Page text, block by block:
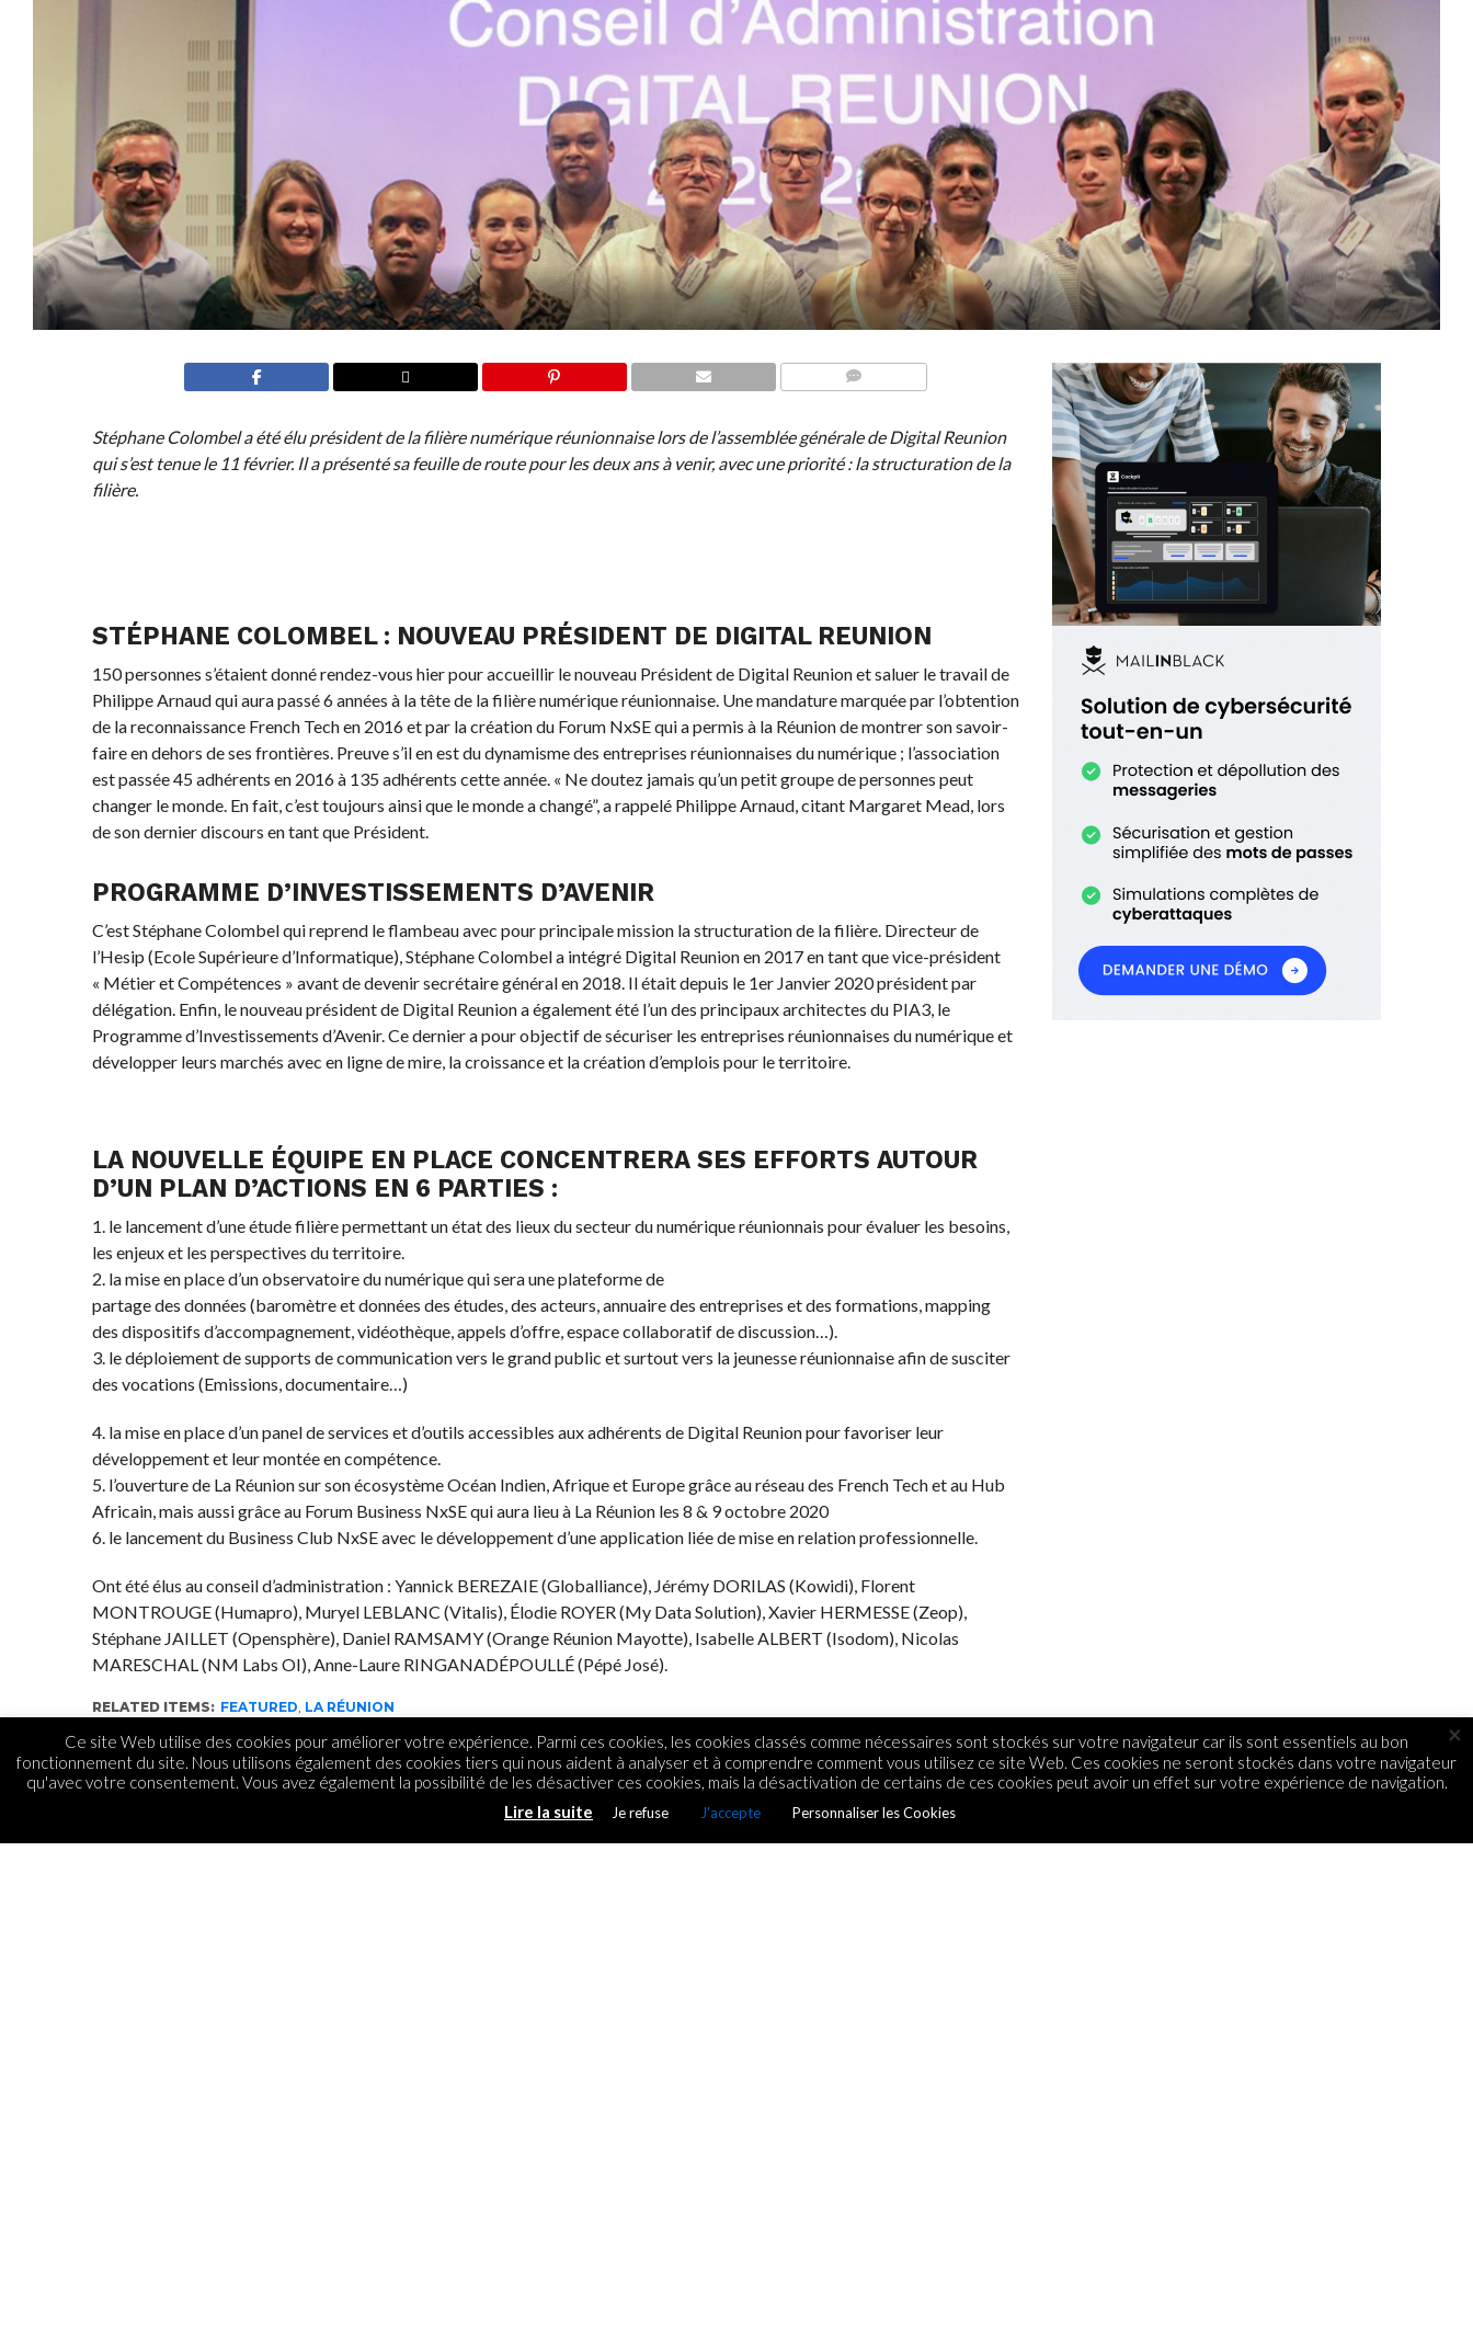
Stéphane Colombel a été élu président de la filière numérique réunionnaise lors de l’assemblée générale de Digital Reunion
qui s’est tenue le 11 février. Il a présenté sa feuille de route pour les deux ans à venir, avec une priorité : la structuration de la
filière.
STÉPHANE COLOMBEL : NOUVEAU PRÉSIDENT DE DIGITAL REUNION
150 personnes s’étaient donné rendez-vous hier pour accueillir le nouveau Président de Digital Reunion et saluer le travail de
Philippe Arnaud qui aura passé 6 années à la tête de la filière numérique réunionnaise. Une mandature marquée par l’obtention
de la reconnaissance French Tech en 2016 et par la création du Forum NxSE qui a permis à la Réunion de montrer son savoir-
faire en dehors de ses frontières. Preuve s’il en est du dynamisme des entreprises réunionnaises du numérique ; l’association
est passée 45 adhérents en 2016 à 135 adhérents cette année. « Ne doutez jamais qu’un petit groupe de personnes peut
changer le monde. En fait, c’est toujours ainsi que le monde a changé”, a rappelé Philippe Arnaud, citant Margaret Mead, lors
de son dernier discours en tant que Président.
PROGRAMME D’INVESTISSEMENTS D’AVENIR
C’est Stéphane Colombel qui reprend le flambeau avec pour principale mission la structuration de la filière. Directeur de
l’Hesip (Ecole Supérieure d’Informatique), Stéphane Colombel a intégré Digital Reunion en 2017 en tant que vice-président
« Métier et Compétences » avant de devenir secrétaire général en 2018. Il était depuis le 1er Janvier 2020 président par
délégation. Enfin, le nouveau président de Digital Reunion a également été l’un des principaux architectes du PIA3, le
Programme d’Investissements d’Avenir. Ce dernier a pour objectif de sécuriser les entreprises réunionnaises du numérique et
développer leurs marchés avec en ligne de mire, la croissance et la création d’emplois pour le territoire.
LA NOUVELLE ÉQUIPE EN PLACE CONCENTRERA SES EFFORTS AUTOUR
D’UN PLAN D’ACTIONS EN 6 PARTIES :
1. le lancement d’une étude filière permettant un état des lieux du secteur du numérique réunionnais pour évaluer les besoins,
les enjeux et les perspectives du territoire.
2. la mise en place d’un observatoire du numérique qui sera une plateforme de
partage des données (baromètre et données des études, des acteurs, annuaire des entreprises et des formations, mapping
des dispositifs d’accompagnement, vidéothèque, appels d’offre, espace collaboratif de discussion…).
3. le déploiement de supports de communication vers le grand public et surtout vers la jeunesse réunionnaise afin de susciter
des vocations (Emissions, documentaire…)
4. la mise en place d’un panel de services et d’outils accessibles aux adhérents de Digital Reunion pour favoriser leur
développement et leur montée en compétence.
5. l’ouverture de La Réunion sur son écosystème Océan Indien, Afrique et Europe grâce au réseau des French Tech et au Hub
Africain, mais aussi grâce au Forum Business NxSE qui aura lieu à La Réunion les 8 & 9 octobre 2020
6. le lancement du Business Club NxSE avec le développement d’une application liée de mise en relation professionnelle.
Ont été élus au conseil d’administration : Yannick BEREZAIE (Globalliance), Jérémy DORILAS (Kowidi), Florent
MONTROUGE (Humapro), Muryel LEBLANC (Vitalis), Élodie ROYER (My Data Solution), Xavier HERMESSE (Zeop),
Stéphane JAILLET (Opensphère), Daniel RAMSAMY (Orange Réunion Mayotte), Isabelle ALBERT (Isodom), Nicolas
MARESCHAL (NM Labs OI), Anne-Laure RINGANADÉPOULLÉ (Pépé José).
RELATED ITEMS: FEATURED, LA RÉUNION
Ce site Web utilise des cookies pour améliorer votre expérience. Parmi ces cookies, les cookies classés comme nécessaires sont stockés sur votre navigateur car ils sont essentiels au bon
fonctionnement du site. Nous utilisons également des cookies tiers qui nous aident à analyser et à comprendre comment vous utilisez ce site Web. Ces cookies ne seront stockés dans votre navigateur
qu'avec votre consentement. Vous avez également la possibilité de les désactiver ces cookies, mais la désactivation de certains de ces cookies peut avoir un effet sur votre expérience de navigation.
Lire la suite
Je refuse J'accepte Personnaliser les Cookies
×